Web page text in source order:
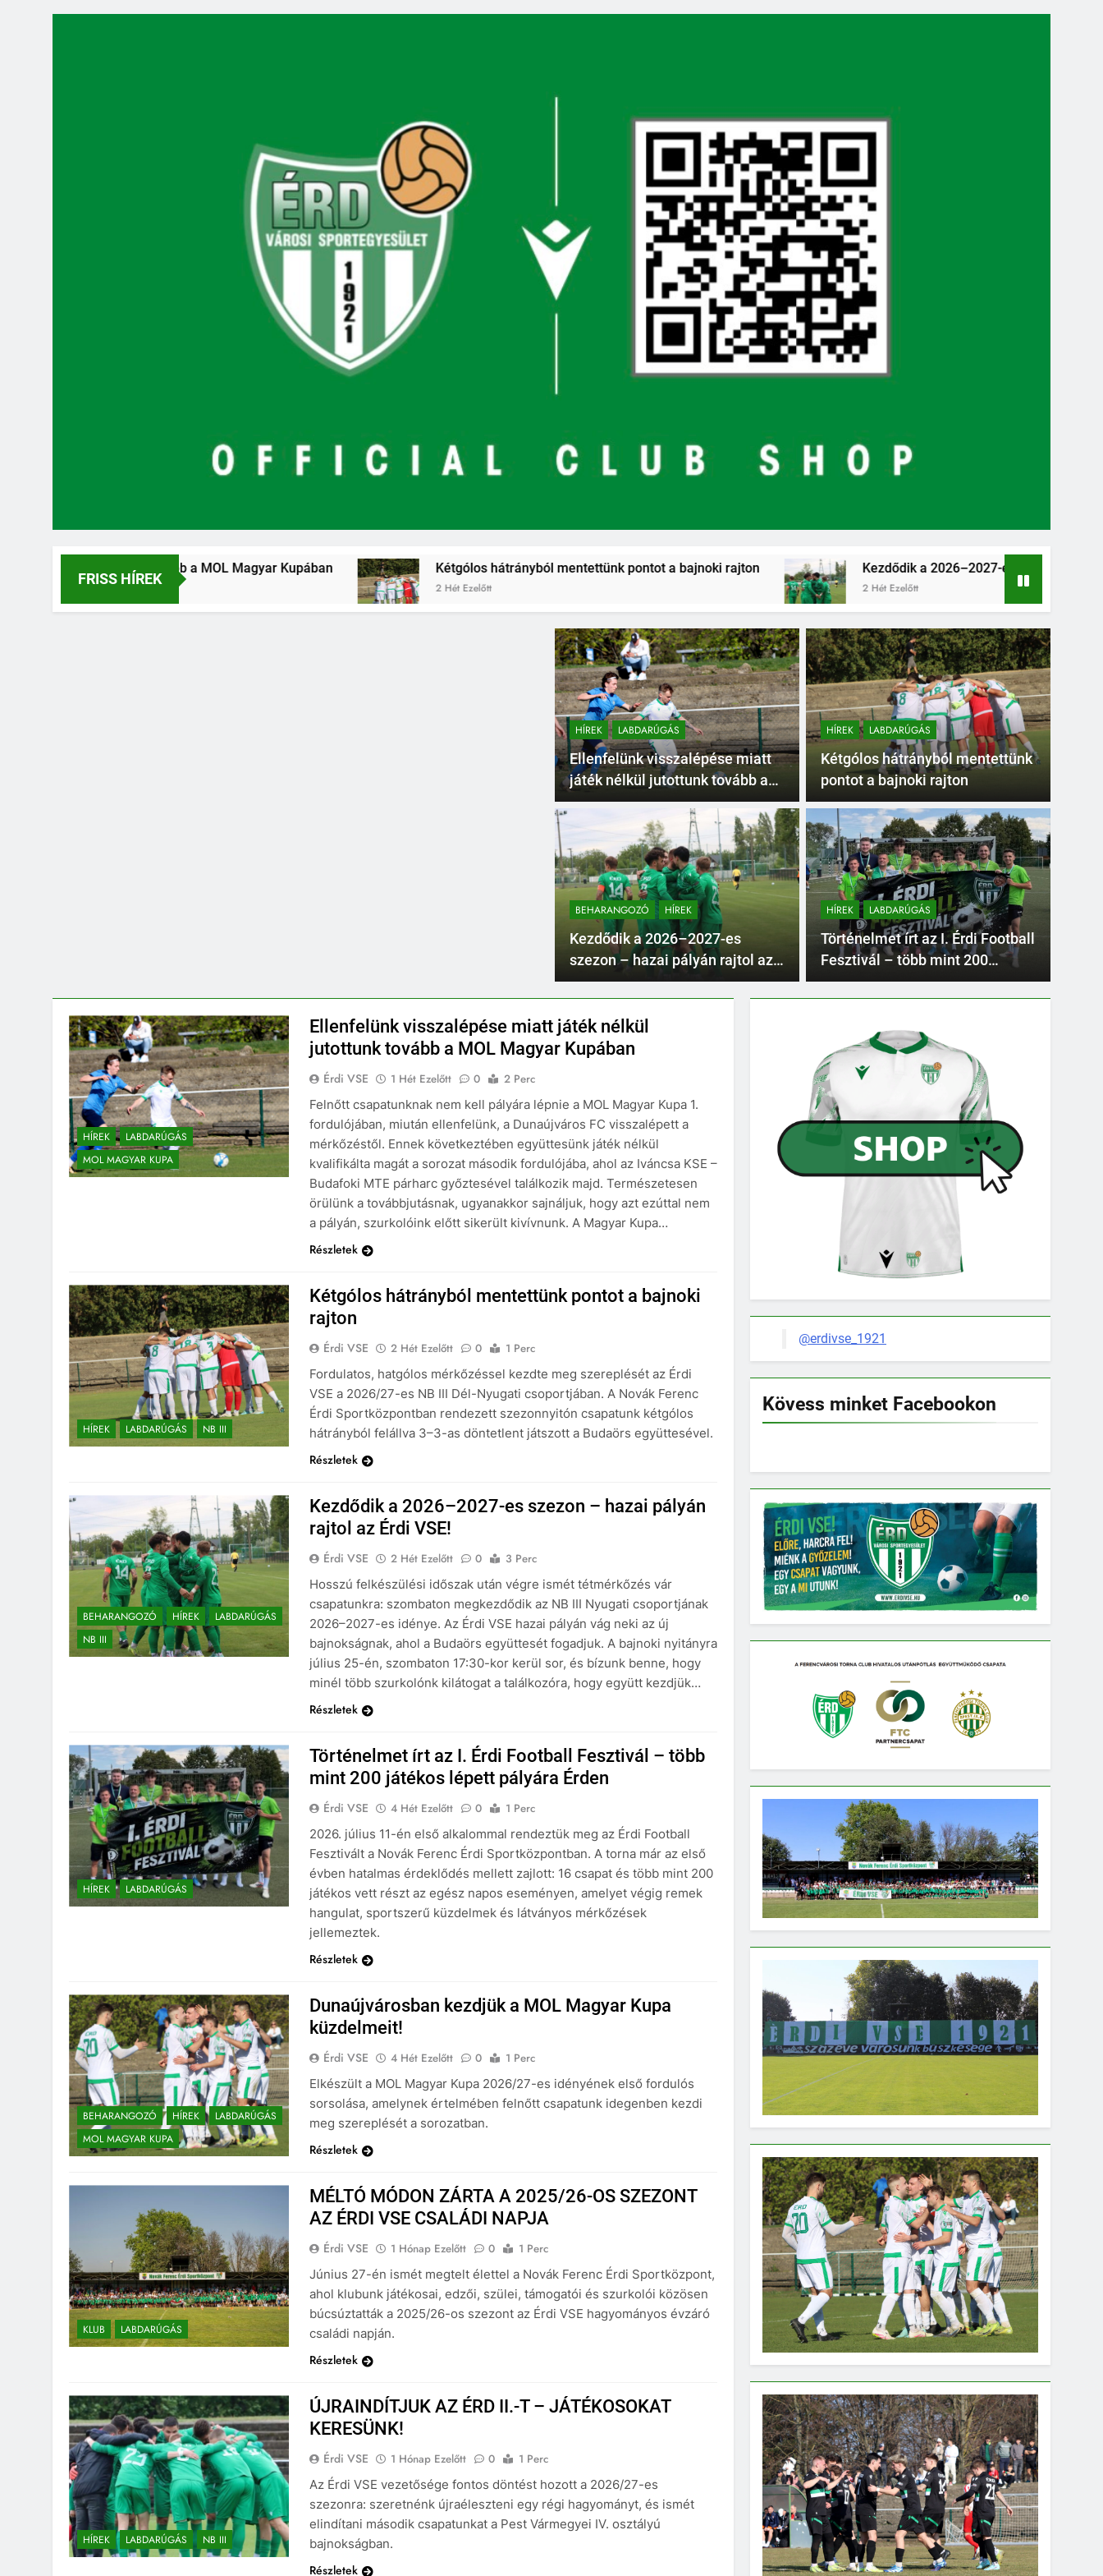
FRISS HÍREK
tovább a MOL Magyar Kupában Kétgólos hátrányból mentettünk pontot a bajnoki rajton
2 Hét Ezelőtt
Kezdődik a 2026–2027-es szezon – hazai pályán rajtol az Érdi
2 Hét Ezelőtt
HÍREK LABDARÚGÁS
Ellenfelünk visszalépése miatt
játék nélkül jutottunk tovább a
MOL Magyar Kupában
HÍREK LABDARÚGÁS
Kétgólos hátrányból mentettünk
pontot a bajnoki rajton
BEHARANGOZÓ HÍREK
Kezdődik a 2026–2027-es
szezon – hazai pályán rajtol az
Érdi VSE!
HÍREK LABDARÚGÁS
Történelmet írt az I. Érdi Football
Fesztivál – több mint 200
játékos lépett pályára Érden
HÍREK
LABDARÚGÁS
MOL MAGYAR KUPA
Ellenfelünk visszalépése miatt játék nélkül
jutottunk tovább a MOL Magyar Kupában
Érdi VSE 1 Hét Ezelőtt 0
2 Perc
Felnőtt csapatunknak nem kell pályára lépnie a MOL Magyar Kupa 1.
fordulójában, miután ellenfelünk, a Dunaújváros FC visszalépett a
mérkőzéstől. Ennek következtében együttesünk játék nélkül
kvalifikálta magát a sorozat második fordulójába, ahol az Iváncsa KSE –
Budafoki MTE párharc győztesével találkozik majd. Természetesen
örülünk a továbbjutásnak, ugyanakkor sajnáljuk, hogy azt ezúttal nem
a pályán, szurkolóink előtt sikerült kivívnunk. A Magyar Kupa…
Részletek
HÍREK LABDARÚGÁS NB III
Kétgólos hátrányból mentettünk pontot a bajnoki
rajton
Érdi VSE 2 Hét Ezelőtt 0
1 Perc
Fordulatos, hatgólos mérkőzéssel kezdte meg szereplését az Érdi
VSE a 2026/27-es NB III Dél-Nyugati csoportjában. A Novák Ferenc
Érdi Sportközpontban rendezett szezonnyitón csapatunk kétgólos
hátrányból felállva 3–3-as döntetlent játszott a Budaörs együttesével.
Részletek
BEHARANGOZÓ HÍREK
LABDARÚGÁS
NB III
Kezdődik a 2026–2027-es szezon – hazai pályán
rajtol az Érdi VSE!
Érdi VSE 2 Hét Ezelőtt 0
3 Perc
Hosszú felkészülési időszak után végre ismét tétmérkőzés vár
csapatunkra: szombaton megkezdődik az NB III Nyugati csoportjának
2026–2027-es idénye. Az Érdi VSE hazai pályán vág neki az új
bajnokságnak, ahol a Budaörs együttesét fogadjuk. A bajnoki nyitányra
július 25-én, szombaton 17:30-kor kerül sor, és bízunk benne, hogy
minél több szurkolónk kilátogat a találkozóra, hogy együtt kezdjük…
Részletek
HÍREK LABDARÚGÁS
Történelmet írt az I. Érdi Football Fesztivál – több
mint 200 játékos lépett pályára Érden
Érdi VSE 4 Hét Ezelőtt 0
1 Perc
2026. július 11-én első alkalommal rendeztük meg az Érdi Football
Fesztivált a Novák Ferenc Érdi Sportközpontban. A torna már az első
évben hatalmas érdeklődés mellett zajlott: 16 csapat és több mint 200
játékos vett részt az egész napos eseményen, amelyet végig remek
hangulat, sportszerű küzdelmek és látványos mérkőzések
jellemeztek.
Részletek
BEHARANGOZÓ HÍREK
LABDARÚGÁS
MOL MAGYAR KUPA
Dunaújvárosban kezdjük a MOL Magyar Kupa
küzdelmeit!
Érdi VSE 4 Hét Ezelőtt 0
1 Perc
Elkészült a MOL Magyar Kupa 2026/27-es idényének első fordulós
sorsolása, amelynek értelmében felnőtt csapatunk idegenben kezdi
meg szereplését a sorozatban.
Részletek
KLUB LABDARÚGÁS
MÉLTÓ MÓDON ZÁRTA A 2025/26-OS SZEZONT
AZ ÉRDI VSE CSALÁDI NAPJA
Érdi VSE 1 Hónap Ezelőtt 0
1 Perc
Június 27-én ismét megtelt élettel a Novák Ferenc Érdi Sportközpont,
ahol klubunk játékosai, edzői, szülei, támogatói és szurkolói közösen
búcsúztatták a 2025/26-os szezont az Érdi VSE hagyományos évzáró
családi napján.
Részletek
HÍREK LABDARÚGÁS NB III
ÚJRAINDÍTJUK AZ ÉRD II.-T – JÁTÉKOSOKAT
KERESÜNK!
Érdi VSE 1 Hónap Ezelőtt 0
1 Perc
Az Érdi VSE vezetősége fontos döntést hozott a 2026/27-es
szezonra: szeretnénk újraéleszteni egy régi hagyományt, és ismét
elindítani második csapatunkat a Pest Vármegyei IV. osztályú
bajnokságban.
Részletek
@erdivse_1921
Kövess minket Facebookon